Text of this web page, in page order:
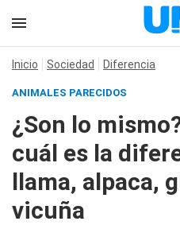
Inicio Sociedad Diferencia
ANIMALES PARECIDOS
¿Son lo
cuál es la
llama, alpaca,
vicuña